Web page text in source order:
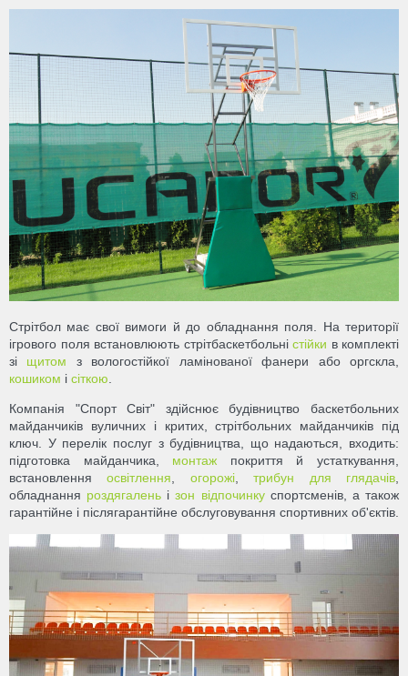
Стрітбол має свої вимоги й до обладнання поля. На території
ігрового поля встановлюють стрітбаскетбольні стійки в комплекті
зі щитом з вологостійкої ламінованої фанери або оргскла,
кошиком і сіткою
Компанія "Спорт Світ" здійснює будівництво баскетбольних
майданчиків вуличних і критих, стрітбольних майданчиків під
ключ. У перелік послуг з будівництва, що надаються, входить:
підготовка майданчика, монтаж покриття й устаткування,
встановленняосвітлення огорожі,трибун для глядачів
обладнання роздягалень ізон відпочинкуспортсменів, а також
гарантійне і післягарантійне обслуговування спортивних об'єктів.